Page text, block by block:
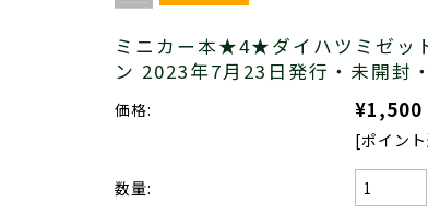
ミニカー本★4★ダイハツミゼッ
ン 2023年7月23日発行・未開封
価格: ¥1,500
[ポイン
数量: